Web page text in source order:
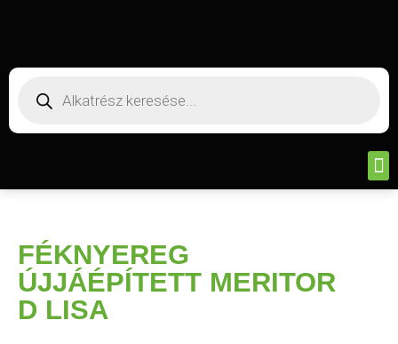
FÉKNYEREG
ÚJJÁÉPÍTETT MERITOR
D LISA